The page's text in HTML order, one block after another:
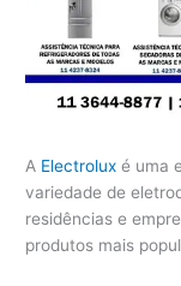
A Electrolux é uma
variedade de
residências e
produtos mais